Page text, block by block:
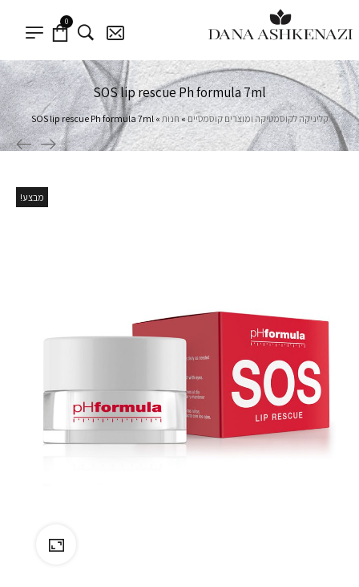
0
SOS lip rescue Ph formula 7ml
קליניקה לקוסמטיקה ומוצרים קוסמטיים »חנות »
SOS lip rescue Ph formula 7ml
מבצע!